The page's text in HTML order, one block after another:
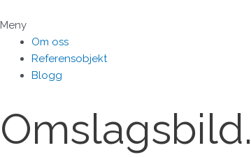
till
innehåll
Meny
Om oss
Referensobjekt
Blogg
Omslagsbild.